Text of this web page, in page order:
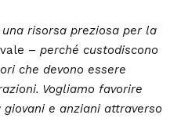
risorsa preziosa per la
– perché custodiscono
che devono essere
Vogliamo favorire
e anziani attraverso